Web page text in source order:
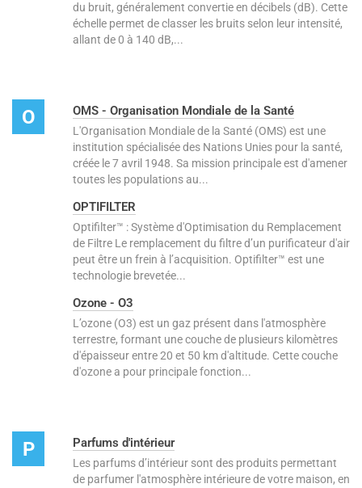
du bruit, généralement convertie en décibels (dB). Cette
échelle permet de classer les bruits selon leur intensité,
allant de 0 à 140 dB,...
O OMS - Organisation Mondiale de la Santé
L'Organisation Mondiale de la Santé (OMS) est une
institution spécialisée des Nations Unies pour la santé,
créée le 7 avril 1948. Sa mission principale est d'amener
toutes les populations au...
OPTIFILTER
Optifilter™ : Système d'Optimisation du Remplacement
de Filtre Le remplacement du filtre d’un purificateur d'air
peut être un frein à l’acquisition. Optifilter™ est une
technologie brevetée...
Ozone - O3
L’ozone (O3) est un gaz présent dans l'atmosphère
terrestre, formant une couche de plusieurs kilomètres
d'épaisseur entre 20 et 50 km d'altitude. Cette couche
d'ozone a pour principale fonction...
P Parfums d'intérieur
Les parfums d’intérieur sont des produits permettant
de parfumer l'atmosphère intérieure de votre maison, en